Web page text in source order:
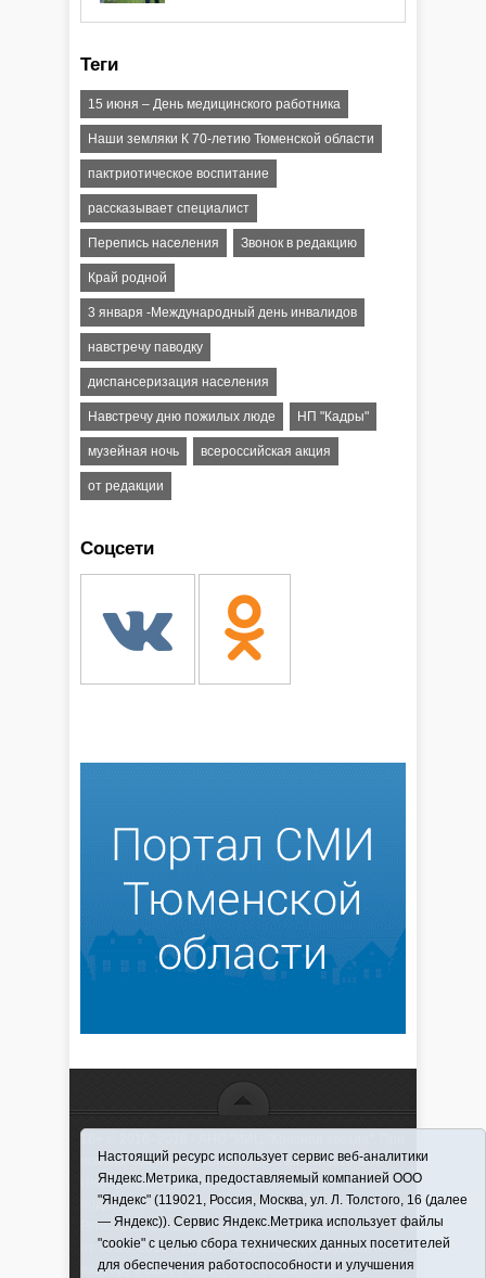
Теги
15 июня – День медицинского работника
Наши земляки К 70-летию Тюменской области
пактриотическое воспитание
рассказывает специалист
Перепись населения Звонок в редакцию
Край родной
3 января -Международный день инвалидов
навстречу паводку
диспансеризация населения
Навстречу дню пожилых люде НП "Кадры"
музейная ночь всероссийская акция
от редакции
Соцсети
использовании материалов ссылка обязательна
Информационная лента выходит при финансовой
поддержке правительства Тюменской области
Регистрационный номер СМИ ЭЛ № ФС 77-66066
от 10.06. 2016 г. выдано Федеральной службой по
надзору в сфере связи, информационных
Настоящий ресурс использует сервис веб-аналитики
Яндекс.Метрика, предоставляемый компанией ООО
"Яндекс" (119021, Россия, Москва, ул. Л. Толстого, 16 (далее
— Яндекс)). Сервис Яндекс.Метрика использует файлы
"cookie" с целью сбора технических данных посетителей
для обеспечения работоспособности и улучшения